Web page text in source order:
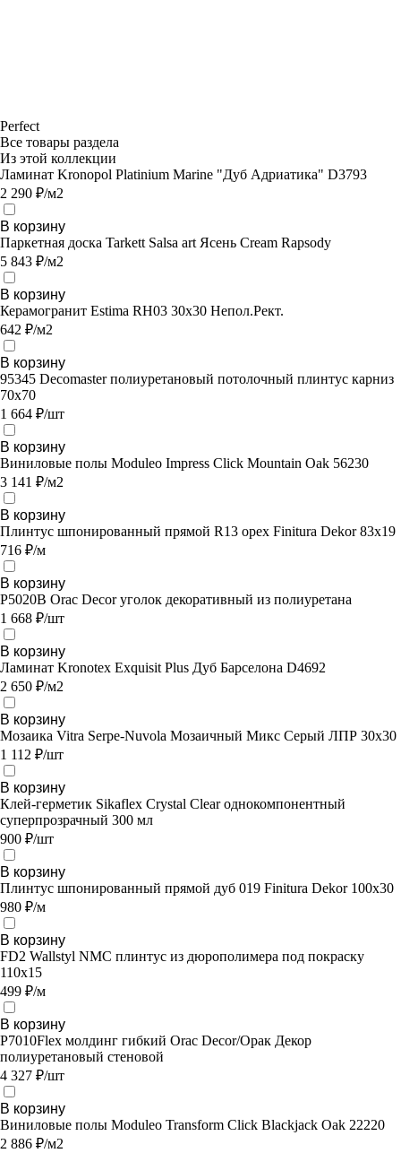
Perfect
Все товары раздела
Из этой коллекции
Ламинат Kronopol Platinium Marine "Дуб Адриатика" D3793
2 290 ₽/м2
В корзину
Паркетная доска Tarkett Salsa art Ясень Cream Rapsody
5 843 ₽/м2
В корзину
Керамогранит Estima RH03 30x30 Непол.Рект.
642 ₽/м2
В корзину
95345 Decomaster полиуретановый потолочный плинтус карниз
70х70
1 664 ₽/шт
В корзину
Виниловые полы Moduleo Impress Click Mountain Oak 56230
3 141 ₽/м2
В корзину
Плинтус шпонированный прямой R13 орех Finitura Dekor 83x19
716 ₽/м
В корзину
P5020B Orac Decor уголок декоративный из полиуретана
1 668 ₽/шт
В корзину
Ламинат Kronotex Exquisit Plus Дуб Барселона D4692
2 650 ₽/м2
В корзину
Мозаика Vitra Serpe-Nuvola Мозаичный Микс Серый ЛПР 30х30
1 112 ₽/шт
В корзину
Клей-герметик Sikaflex Crystal Clear однокомпонентный
суперпрозрачный 300 мл
900 ₽/шт
В корзину
Плинтус шпонированный прямой дуб 019 Finitura Dekor 100х30
980 ₽/м
В корзину
FD2 Wallstyl NMC плинтус из дюрополимера под покраску
110х15
499 ₽/м
В корзину
P7010Flex молдинг гибкий Orac Decor/Орак Декор
полиуретановый стеновой
4 327 ₽/шт
В корзину
Виниловые полы Moduleo Transform Click Blackjack Oak 22220
2 886 ₽/м2